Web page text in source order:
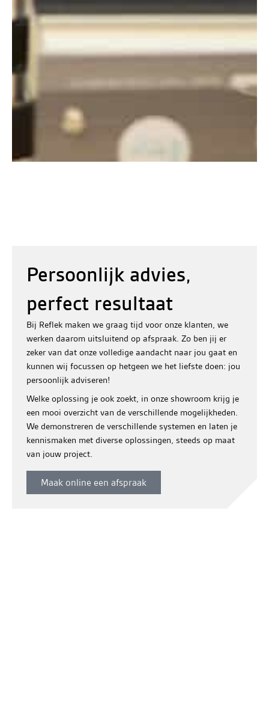
Persoonlijk advies,
perfect resultaat
Bij Reflek maken we graag tijd voor onze klanten, we
werken daarom uitsluitend op afspraak. Zo ben jij er
zeker van dat onze volledige aandacht naar jou gaat en
kunnen wij focussen op hetgeen we het liefste doen: jou
persoonlijk adviseren!
Welke oplossing je ook zoekt, in onze showroom krijg je
een mooi overzicht van de verschillende mogelijkheden.
We demonstreren de verschillende systemen en laten je
kennismaken met diverse oplossingen, steeds op maat
van jouw project.
Maak online een afspraak